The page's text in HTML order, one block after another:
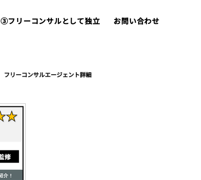
③フリーコンサルとして独立 お問い合わせ
フリーコンサルエージェント詳細